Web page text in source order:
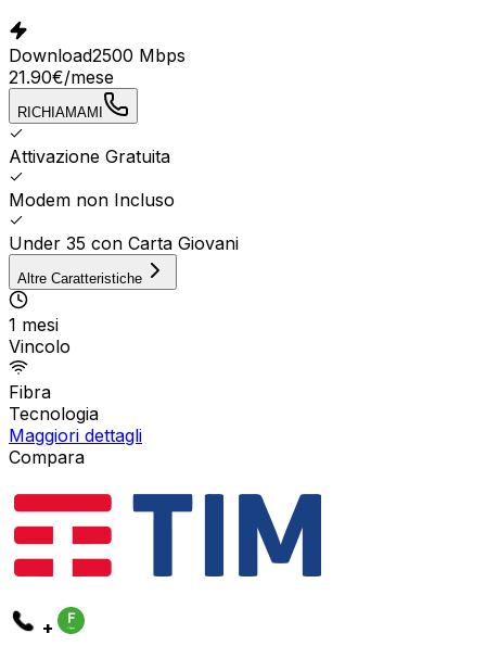
Download2500 Mbps
21.90€/mese
RICHIAMAMI
Attivazione Gratuita
Modem non Incluso
Under 35 con Carta Giovani
Altre Caratteristiche
1 mesi
Vincolo
Fibra
Tecnologia
Maggiori dettagli
Compara
+